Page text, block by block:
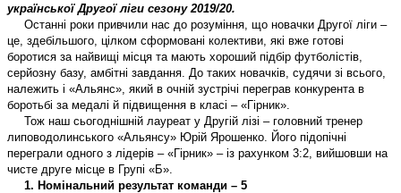
української Другої ліги сезону 2019/20.
Останні роки привчили нас до розуміння, що новачки Другої ліги –
це, здебільшого, цілком сформовані колективи, які вже готові
боротися за найвищі місця та мають хороший підбір футболістів,
серйозну базу, амбітні завдання. До таких новачків, судячи зі всього,
належить і «Альянс», який в очній зустрічі переграв конкурента в
боротьбі за медалі й підвищення в класі – «Гірник».
Тож наш сьогоднішній лауреат у Другій лізі – головний тренер
липоводолинського «Альянсу» Юрій Ярошенко. Його підопічні
переграли одного з лідерів – «Гірник» – із рахунком 3:2, вийшовши на
чисте друге місце в Групі «Б».
1. Номінальний результат команди – 5